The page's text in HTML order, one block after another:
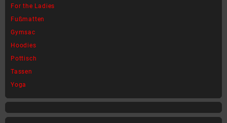
werden
For the Ladies
Fußmatten
Gymsac
Hoodies
Pottisch
Tassen
Yoga